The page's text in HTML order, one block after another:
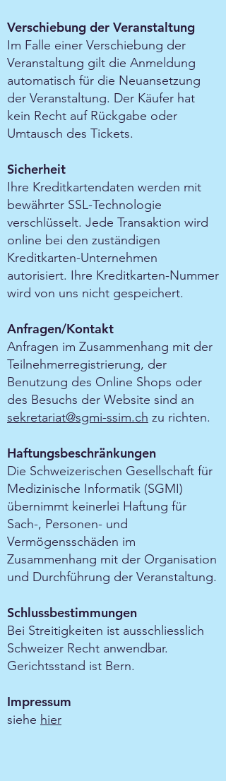
Verschiebung der Veranstaltung
Im Falle einer Verschiebung der
Veranstaltung gilt die Anmeldung
automatisch für die Neuansetzung
der Veranstaltung. Der Käufer hat
kein Recht auf Rückgabe oder
Umtausch des Tickets.
Sicherheit
Ihre Kreditkartendaten werden mit
bewährter SSL-Technologie
verschlüsselt. Jede Transaktion wird
online bei den zuständigen
Kreditkarten-Unternehmen
autorisiert. Ihre Kreditkarten-Nummer
wird von uns nicht gespeichert.
Anfragen/Kontakt
Anfragen im Zusammenhang mit der
Teilnehmerregistrierung, der
Benutzung des Online Shops oder
des Besuchs der Website sind an
sekretariat@sgmi-ssim.ch zu richten.
Haftungsbeschränkungen
Die Schweizerischen Gesellschaft für
Medizinische Informatik (SGMI)
übernimmt keinerlei Haftung für
Sach-, Personen- und
Vermögensschäden im
Zusammenhang mit der Organisation
und Durchführung der Veranstaltung.
Schlussbestimmungen
Bei Streitigkeiten ist ausschliesslich
Schweizer Recht anwendbar.
Gerichtsstand ist Bern.
Impressum
siehe hier